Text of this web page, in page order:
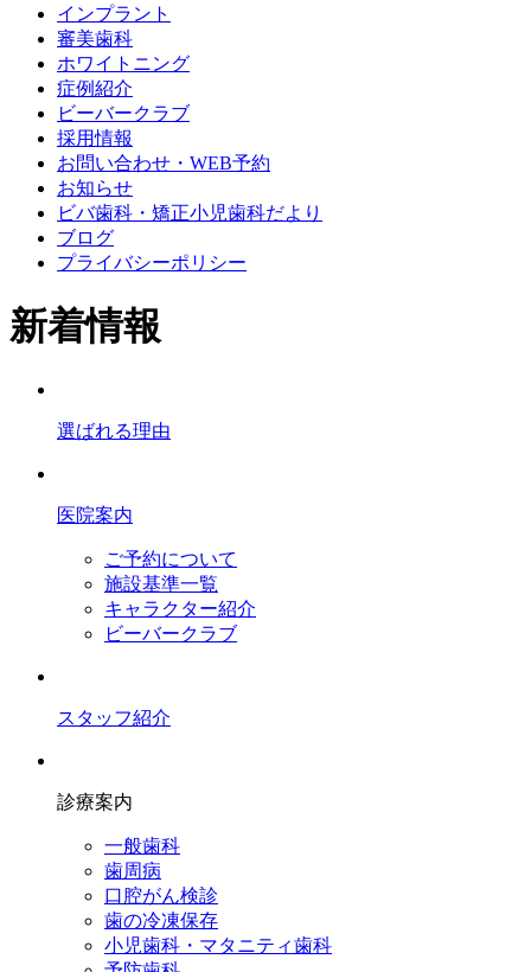
インプラント
審美歯科
ホワイトニング
症例紹介
ビーバークラブ
採用情報
お問い合わせ・WEB予約
お知らせ
ビバ歯科・矯正小児歯科だより
ブログ
プライバシーポリシー
新着情報
選ばれる理由
医院案内
ご予約について
施設基準一覧
キャラクター紹介
ビーバークラブ
スタッフ紹介
診療案内
一般歯科
歯周病
口腔がん検診
歯の冷凍保存
小児歯科・マタニティ歯科